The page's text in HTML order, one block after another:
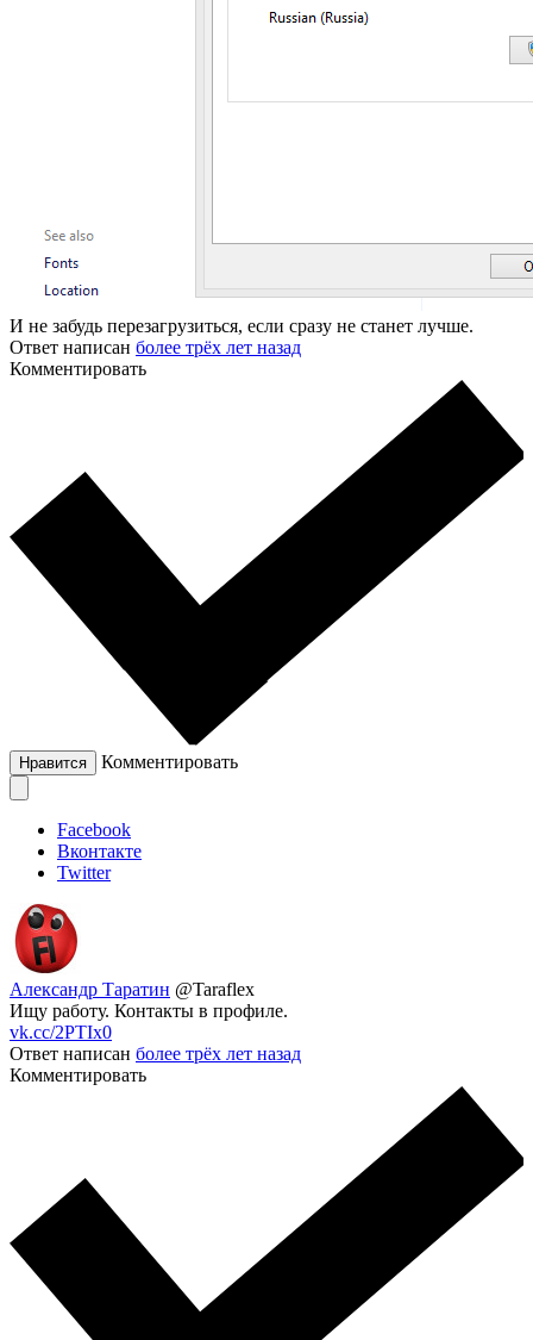
И не забудь перезагрузиться, если сразу не станет лучше.
Ответ написан более трёх лет назад
Комментировать
Нравится Комментировать
Facebook
Вконтакте
Twitter
Александр Таратин @Taraflex
Ищу работу. Контакты в профиле.
vk.cc/2PTIx0
Ответ написан более трёх лет назад
Комментировать